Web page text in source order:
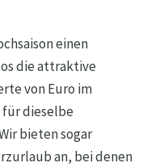
einen
die attraktive
von Euro im
für dieselbe
bieten sogar
an, bei denen